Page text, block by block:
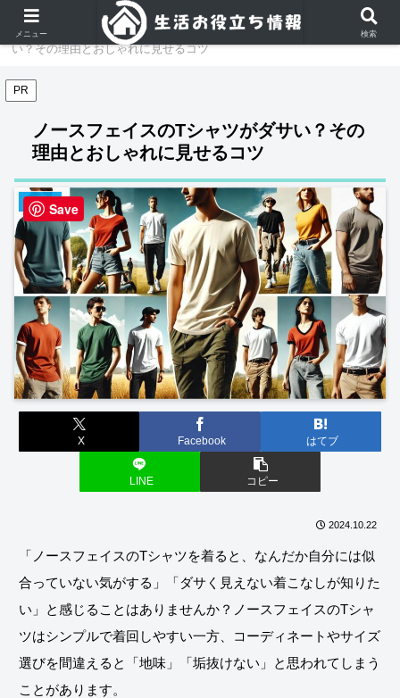
アパレル
ノースフェイスのTシャツがダサ
い？その理由とおしゃれに見せるコツ
PR
ノースフェイスのTシャツがダサい？その
理由とおしゃれに見せるコツ
アパレル
X Facebook はてブ
LINE コピー
2024.10.22
「ノースフェイスのTシャツを着ると、なんだか自分には似
合っていない気がする」「ダサく見えない着こなしが知りた
い」と感じることはありませんか？ノースフェイスのTシャ
ツはシンプルで着回しやすい一方、コーディネートやサイズ
選びを間違えると「地味」「垢抜けない」と思われてしまう
ことがあります。
メニュー 検索
Save